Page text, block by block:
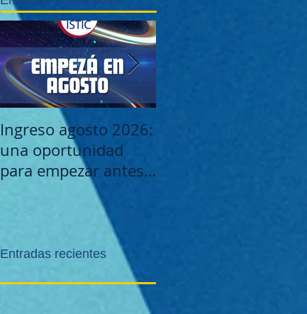
Ingreso agosto 2026:
una oportunidad
para empezar antes -
Estudiar Analista de
Entradas recientes